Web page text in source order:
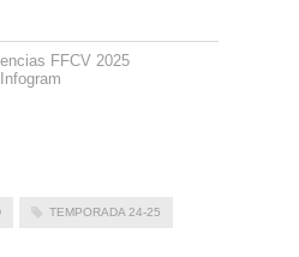
FFCV 2025
Infogram
TEMPORADA 24-25